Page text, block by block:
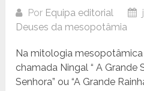
Por Equipa editorial
Deuses da mesopotâmia
Na mitologia
chamada Ningal “ A Grande
Senhora” ou “A Grande